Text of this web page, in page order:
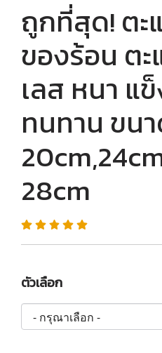
ถูกที่สุด! ต
ของร้อน ต
เลส หนา แ
ทนทาน ขน
28cm
ตัวเลือก